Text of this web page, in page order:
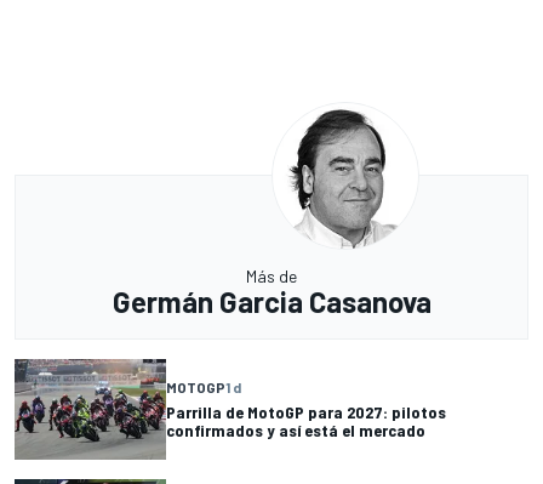
Más de
Germán Garcia Casanova
MOTOGP1 d
Parrilla de MotoGP para 2027: pilotos
confirmados y así está el mercado